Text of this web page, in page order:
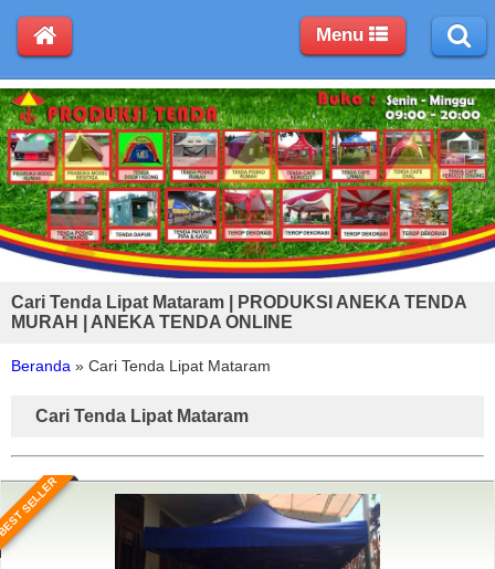
Cari Tenda Lipat Mataram | PRODUKSI ANEKA TENDA
MURAH | ANEKA TENDA ONLINE
Beranda » Cari Tenda Lipat Mataram
Cari Tenda Lipat Mataram
SELLER
Menu